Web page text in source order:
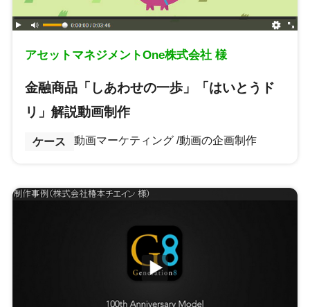
アセットマネジメントOne株式会社 様
金融商品「しあわせの一歩」「はいとうド
リ」解説動画制作
ケース 動画マーケティング 動画の企画制作